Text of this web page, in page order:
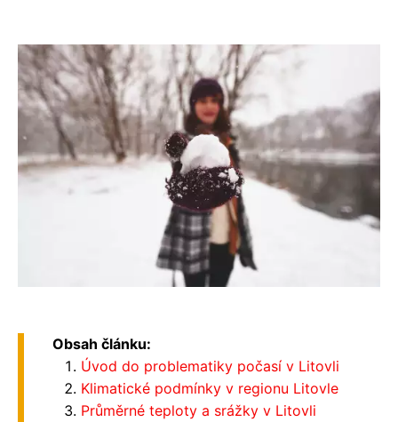
Obsah článku:
Úvod do problematiky počasí v Litovli
Klimatické podmínky v regionu Litovle
Průměrné teploty a srážky v Litovli